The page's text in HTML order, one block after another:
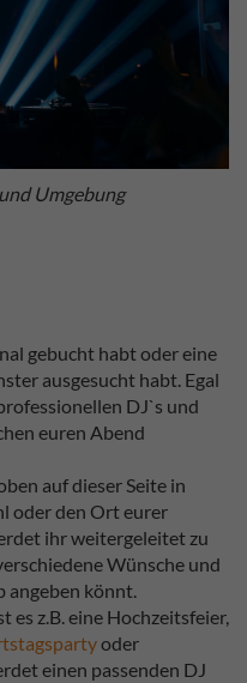
Umgebung
gebucht habt oder eine
ausgesucht habt. Egal
DJ`s und
euren Abend
auf dieser Seite in
oder den Ort eurer
ihr weitergeleitet zu
Wünsche und
angeben könnt.
z.B. eine Hochzeitsfeier,
oder
einen passenden DJ